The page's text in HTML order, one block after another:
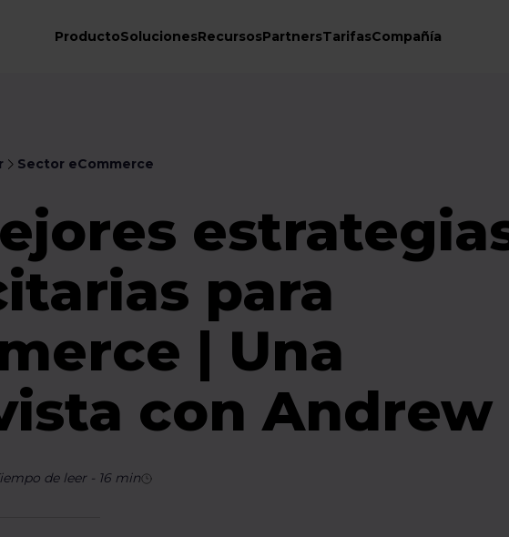
ProductoSolucionesRecursosPartnersTarifasCompañía
Sector eCommerce
para
| Una
con Andrew
de leer- 16 min